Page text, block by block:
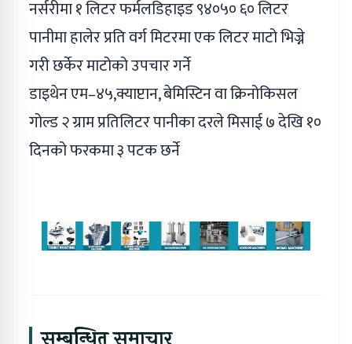
नर्सरीमा १ लिटर फर्मलडिहाइड ९४०५० ६० लिटर
पानीमा हालेर प्रति वर्ग मिटरमा एक लिटर माटो भिज्ने
गरी छर्केर माटोको उपचार गर्ने
डाइथेन एम–४५,क्याप्टान, बेमिस्टिन वा क्रिनोकिसल
गोल्ड २ ग्राम प्रतिलिटर पानीका दरले मिसाई ७ देखि १०
दिनको फरकमा ३ पटक छर्ने